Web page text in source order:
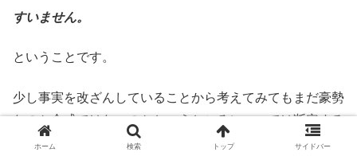
すいません。
ということです。
少し事実を改ざんしていることから考えてみてもまだ豪勢
なのか合成ではないのかというところについては断定する
ことができないのが現実です。
ホーム 検索 トップ サイドバー